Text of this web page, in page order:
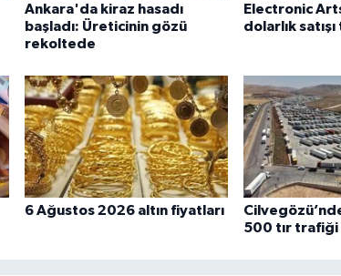
Ankara'da kiraz hasadı
başladı: Üreticinin gözü
rekoltede
Electronic
dolarlık
6 Ağustos 2026 altın fiyatları
500 tır trafiği